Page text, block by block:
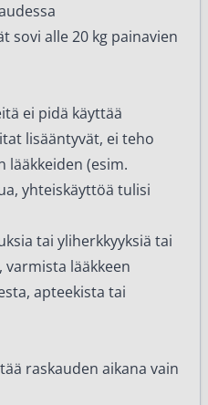
sovi alle 20 kg painavien
ei pidä käyttää
lisääntyvät, ei teho
lääkkeiden (esim.
yhteiskäyttöä tulisi
tai yliherkkyyksiä tai
varmista lääkkeen
apteekista tai
raskauden aikana vain